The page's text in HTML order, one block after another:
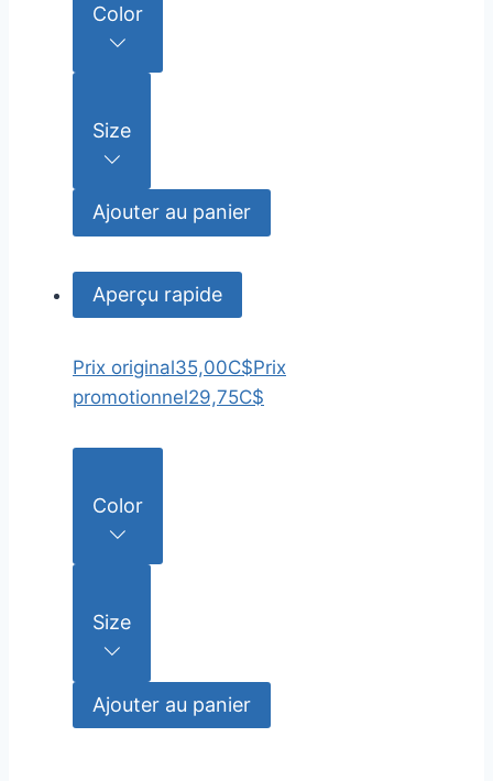
Color
Size
Ajouter au panier
Aperçu rapide
Prix original35,00C$Prix
promotionnel29,75C$
Color
Size
Ajouter au panier